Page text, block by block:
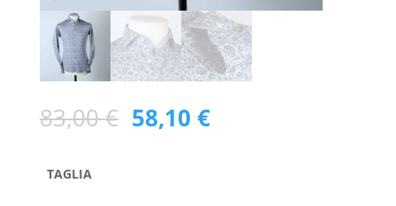
83,00€ 58,10 €
TAGLIA